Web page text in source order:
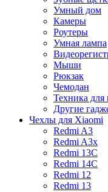
Умный дом
Камеры
Роутеры
Умная лампа
Мыши
Рюкзак
Чемодан
Техника для
Другие
Чехлы для Xiaomi
Redmi A3
Redmi A3x
Redmi 13C
Redmi 14C
Redmi 12
Redmi 13